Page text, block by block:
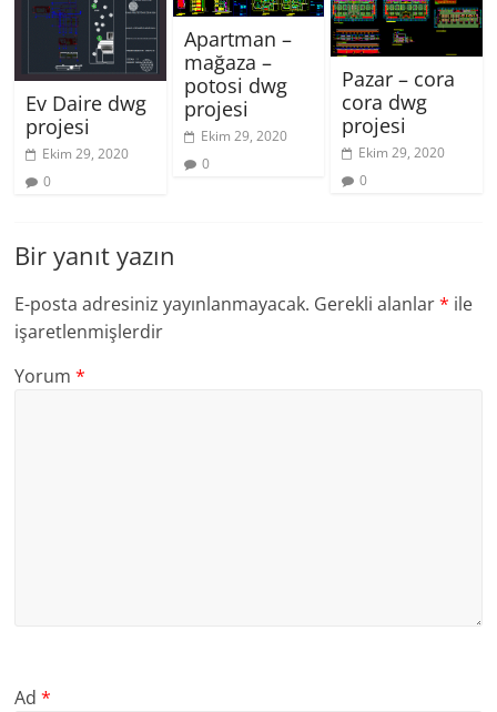
Ev Daire dwg
projesi
Ekim 29, 2020
0
Apartman –
mağaza –
potosi dwg
projesi
Ekim 29, 2020
0
Pazar – cora
cora dwg
projesi
Ekim 29, 2020
0
Bir yanıt yazın
E-posta adresiniz yayınlanmayacak. Gerekli alanlar* ile
işaretlenmişlerdir
Yorum*
Ad*